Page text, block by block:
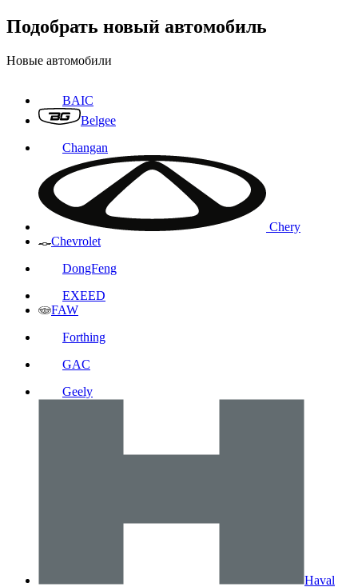
Подобрать новый автомобиль
Новые автомобили
BAIC
Belgee
Changan
Chery
Chevrolet
DongFeng
EXEED
FAW
Forthing
GAC
Geely
Haval